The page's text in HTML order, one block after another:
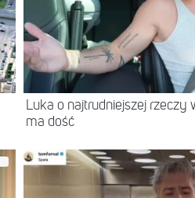
Luka o najtrudniejszej rzeczy
ma dość